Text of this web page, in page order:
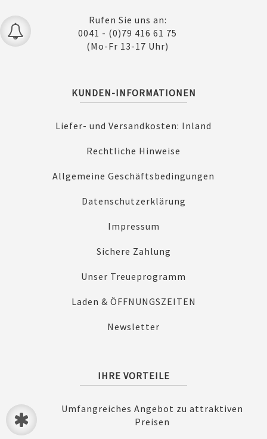
Rufen Sie uns an:
0041 - (0)79 416 61 75
(Mo-Fr 13-17 Uhr)
KUNDEN-INFORMATIONEN
Liefer- und Versandkosten: Inland
Rechtliche Hinweise
Allgemeine Geschäftsbedingungen
Datenschutzerklärung
Impressum
Sichere Zahlung
Unser Treueprogramm
Laden & ÖFFNUNGSZEITEN
Newsletter
IHRE VORTEILE
Umfangreiches Angebot zu attraktiven
Preisen